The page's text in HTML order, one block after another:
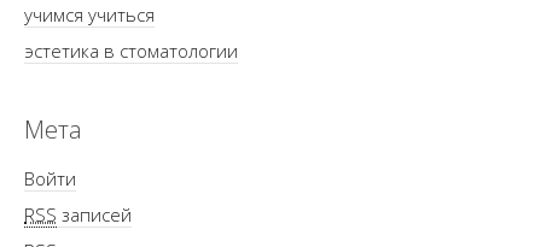
учимся учиться
эстетика в стоматологии
Мета
Войти
RSS записей